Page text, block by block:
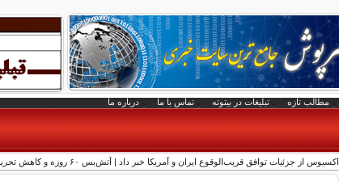
مطالب تازه تبلیغات در بیتوته تماس با ما درباره ما
اکسیوس از جزئیات توافق قریب‌الوقوع ایران و آمریکا خبر داد | آتش‌بس ۶۰ روزه و کاهش تحریم‌ها